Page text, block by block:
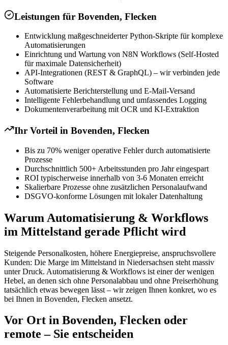
Leistungen für Bovenden, Flecken
Entwicklung maßgeschneiderter Python-Skripte für komplexe
Automatisierungen
Einrichtung und Wartung von N8N Workflows (Self-Hosted
für maximale Datensicherheit)
API-Integrationen (REST & GraphQL) – wir verbinden jede
Software
Automatisierte Berichterstellung und E-Mail-Versand
Intelligente Fehlerbehandlung und umfassendes Logging
Dokumentenverarbeitung mit OCR und KI-Extraktion
Ihr Vorteil in Bovenden, Flecken
Bis zu 70% weniger operative Fehler durch automatisierte
Prozesse
Durchschnittlich 500+ Arbeitsstunden pro Jahr eingespart
ROI typischerweise innerhalb von 3-6 Monaten erreicht
Skalierbare Prozesse ohne zusätzlichen Personalaufwand
DSGVO-konforme Lösungen mit lokaler Datenhaltung
Warum Automatisierung & Workflows
im Mittelstand gerade Pflicht wird
Steigende Personalkosten, höhere Energiepreise, anspruchsvollere
Kunden: Die Marge im Mittelstand in Niedersachsen steht massiv
unter Druck. Automatisierung & Workflows ist einer der wenigen
Hebel, an denen sich ohne Personalabbau und ohne Preiserhöhung
tatsächlich etwas bewegen lässt – wir zeigen Ihnen konkret, wo es
bei Ihnen in Bovenden, Flecken ansetzt.
Vor Ort in Bovenden, Flecken oder
remote – Sie entscheiden